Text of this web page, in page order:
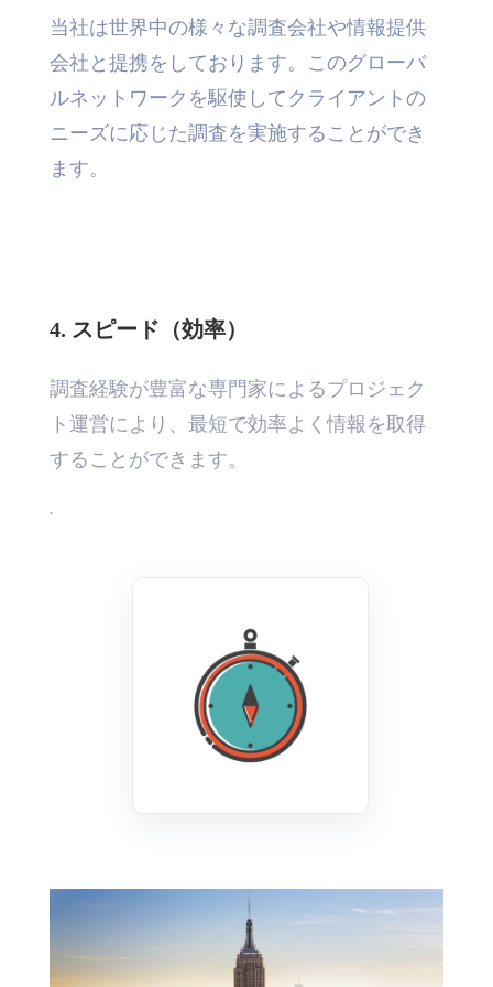
当社は世界中の様々な調査会社や情報提供
会社と提携をしております。このグローバ
ルネットワークを駆使してクライアントの
ニーズに応じた調査を実施することができ
ます。
4. スピード（効率）
調査経験が豊富な専門家によるプロジェク
ト運営により、最短で効率よく情報を取得
することができます。
.